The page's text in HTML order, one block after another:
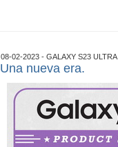
08-02-2023 - GALAXY S23 ULTRA.
Una nueva era.